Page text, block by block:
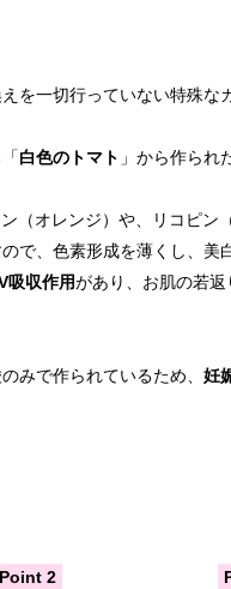
を一切行っていない特殊な
白色のトマト 」から作られ
（オレンジ）や、リコピ
で、色素形成を薄くし、美
吸収作用があり、お肌の若返
みで作られているため、 妊
Point 2